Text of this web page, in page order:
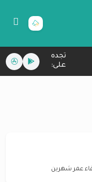
تجده
على:
عمر شهرين